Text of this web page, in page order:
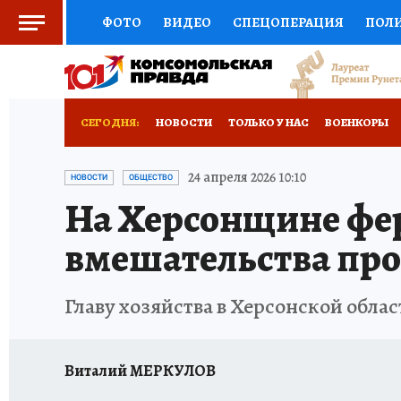
ФОТО ВИДЕО СПЕЦОПЕРАЦИЯ
СОЦПОДДЕРЖКА НАУКА СПОРТ
РАДИО КП НОВОЕ
СЕГОДНЯ: НОВОСТИ ТОЛЬКО У НАС ВОЕНКОРЫ
РАЗРУШЕНИЕ КАХОВСКОЙ ГЭС
НОВОСТИ ОБЩЕСТВО 24 апреля 2026 10:10
На Херсонщине
вмешательства
Главу хозяйства в Херсонской
Виталий МЕРКУЛОВ